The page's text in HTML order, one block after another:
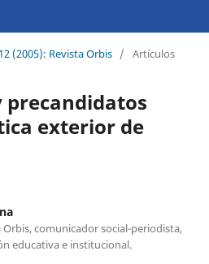
(2005): Revista Orbis / Artículos
precandidatos
exterior de
comunicador social-periodista,
educativa e institucional.